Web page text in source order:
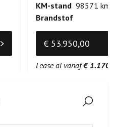
KM-stand 98571 km
Brandstof
€ 53.950,00
Lease al vanaf€